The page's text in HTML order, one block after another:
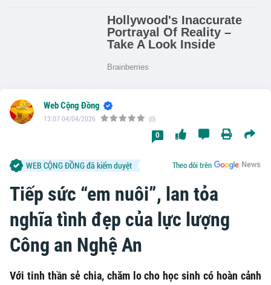
Tiếp sức “em nuôi”, lan tỏa
nghĩa tình đẹp của lực lượng
Công an Nghệ An
Với tinh thần sẻ chia, chăm lo cho học sinh có hoàn cảnh
Web Cộng Đồng
13:07 04/04/2026 (0)
0
Theo dõi trên
WEB CỘNG ĐỒNG đã kiểm duyệt